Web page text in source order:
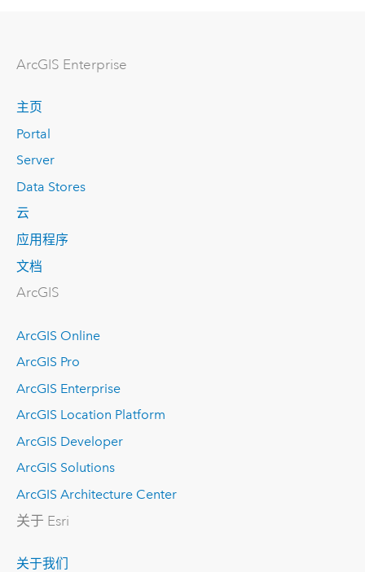
ArcGIS Enterprise
主页
Portal
Server
Data Stores
云
应用程序
文档
ArcGIS
ArcGIS Online
ArcGIS Pro
ArcGIS Enterprise
ArcGIS Location Platform
ArcGIS Developer
ArcGIS Solutions
ArcGIS Architecture Center
关于 Esri
关于我们